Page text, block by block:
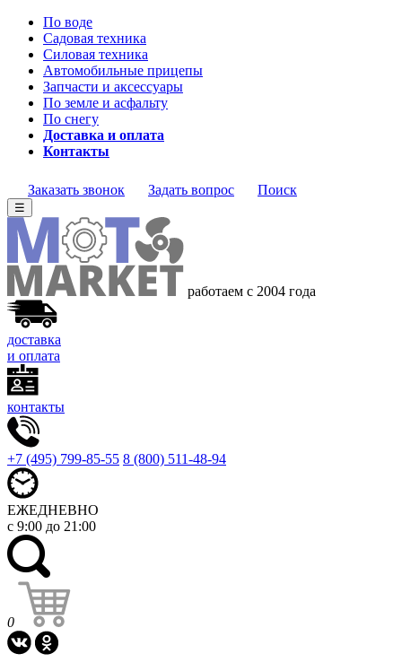
По воде
Садовая техника
Силовая техника
Автомобильные прицепы
Запчасти и аксессуары
По земле и асфальту
По снегу
Доставка и оплата
Контакты
Заказать звонок Задать вопрос Поиск
☰
работаем с 2004 года
доставка
и оплата
контакты
+7 (495) 799-85-55 8 (800) 511-48-94
ЕЖЕДНЕВНО
с 9:00 до 21:00
0